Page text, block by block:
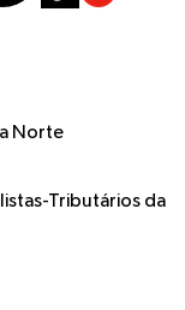
Norte
Tributários da